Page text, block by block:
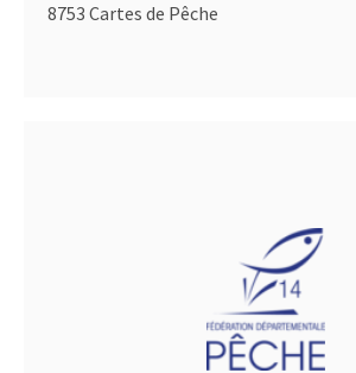
8753 Cartes de Pêche